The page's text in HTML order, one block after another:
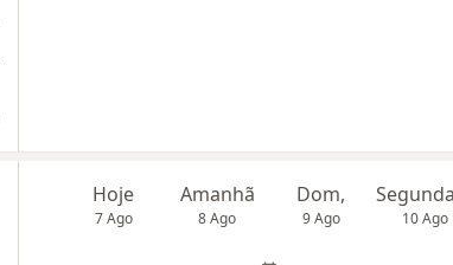
Hoje
7 Ago
Amanhã
8 Ago
Dom,
9 Ago 10 Ago